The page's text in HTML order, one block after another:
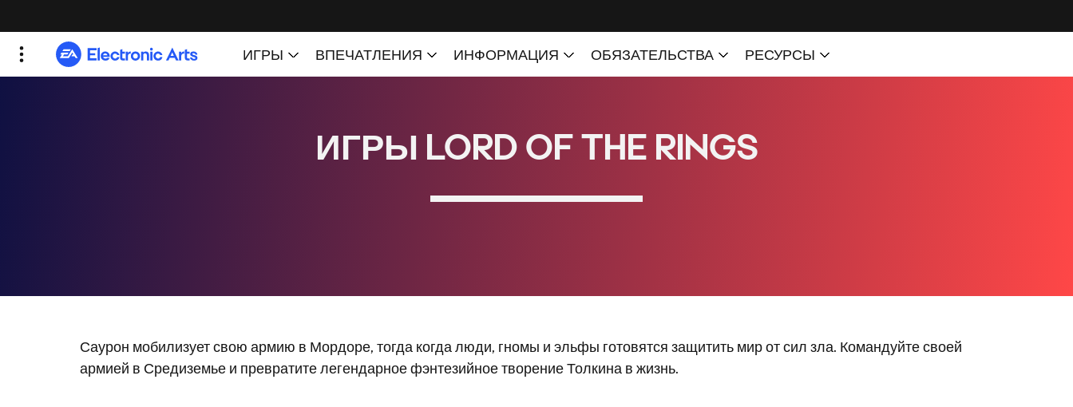
Саурон мобилизует свою армию в Мордоре, тогда когда люди, гномы и эльфы готовятся защитить мир от сил зла. Командуйте своей
армией в Средиземье и превратите легендарное фэнтезийное творение Толкина в жизнь.